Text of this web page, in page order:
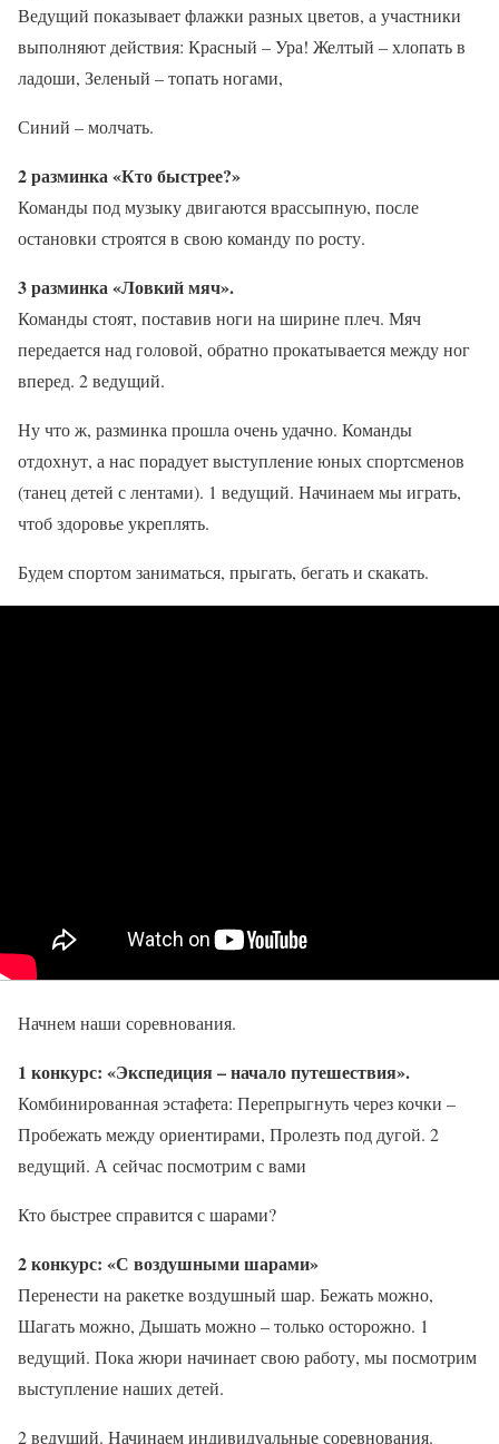
Ведущий показывает флажки разных цветов, а участники
выполняют действия: Красный – Ура! Желтый – хлопать в
ладоши, Зеленый – топать ногами,
Синий – молчать.
2 разминка «Кто быстрее?»
Команды под музыку двигаются врассыпную, после
остановки строятся в свою команду по росту.
3 разминка «Ловкий мяч».
Команды стоят, поставив ноги на ширине плеч. Мяч
передается над головой, обратно прокатывается между ног
вперед. 2 ведущий.
Ну что ж, разминка прошла очень удачно. Команды
отдохнут, а нас порадует выступление юных спортсменов
(танец детей с лентами). 1 ведущий. Начинаем мы играть,
чтоб здоровье укреплять.
Будем спортом заниматься, прыгать, бегать и скакать.
Начнем наши соревнования.
1 конкурс: «Экспедиция – начало путешествия».
Комбинированная эстафета: Перепрыгнуть через кочки –
Пробежать между ориентирами, Пролезть под дугой. 2
ведущий. А сейчас посмотрим с вами
Кто быстрее справится с шарами?
2 конкурс: «С воздушными шарами»
Перенести на ракетке воздушный шар. Бежать можно,
Шагать можно, Дышать можно – только осторожно. 1
ведущий. Пока жюри начинает свою работу, мы посмотрим
выступление наших детей.
2 ведущий. Начинаем индивидуальные соревнования.